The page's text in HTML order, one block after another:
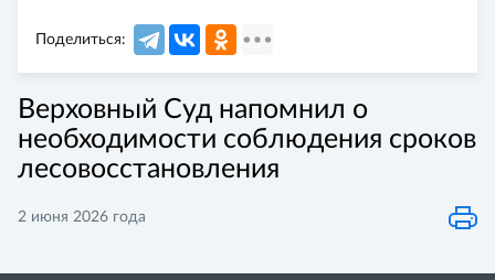
Верховный Суд напомнил о
необходимости соблюдения сроков
лесовосстановления
2 июня 2026 года
Поделиться: